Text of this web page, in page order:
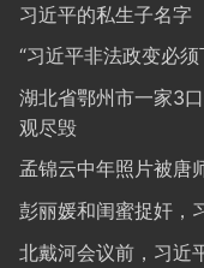
习近平的私生子名字
“习近平非法政变必
湖北省鄂州市一家3
观尽毁
孟锦云中年照片被唐
彭丽媛和闺蜜捉奸，
北戴河会议前，习近